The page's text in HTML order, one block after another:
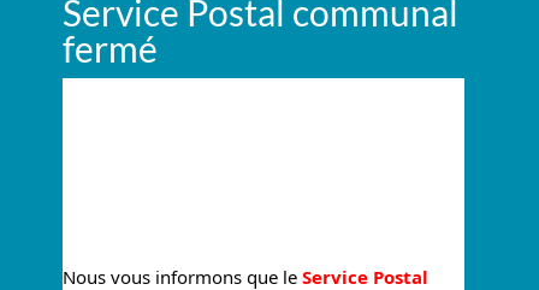
Service Postal communal
fermé
Nous vous informons que le Service Postal